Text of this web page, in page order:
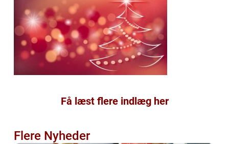
Få læst flere indlæg her
Flere Nyheder